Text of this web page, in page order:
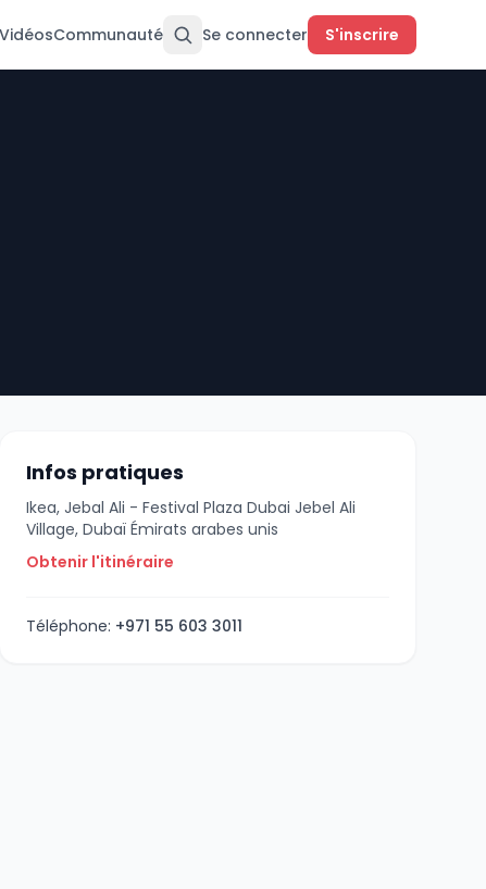
VidéosCommunauté Se connecter S'inscrire
Infos pratiques
Ikea, Jebal Ali - Festival Plaza Dubai Jebel Ali
Village, Dubaï Émirats arabes unis
Obtenir l'itinéraire
Téléphone: +971 55 603 3011